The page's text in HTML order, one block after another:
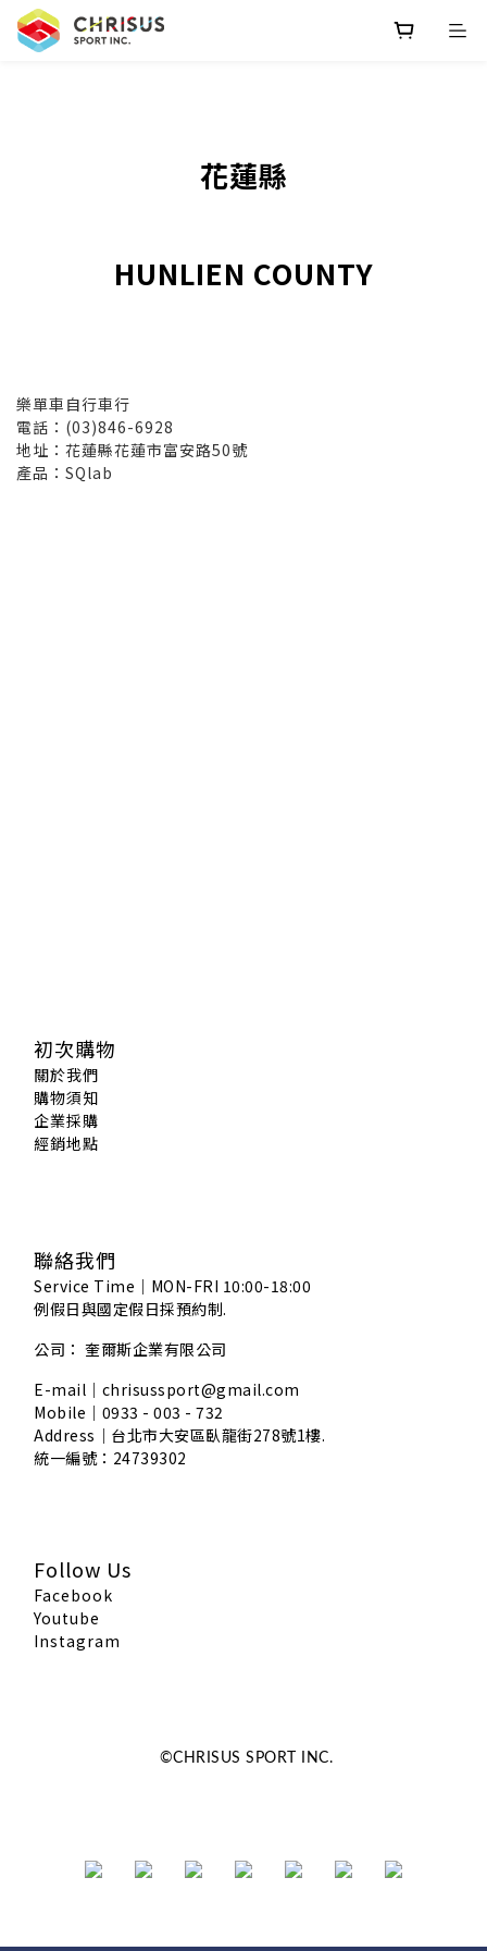
花蓮縣
HUNLIEN COUNTY
樂單車自行車行
電話：(03)846-6928
地址：花蓮縣花蓮市富安路50號
產品：SQlab
初次購物
關於我們
購物須知
企業採購
經銷地點
聯絡我們
Service Time｜MON-FRI 10:00-18:00
例假日與國定假日採預約制.
公司： 奎爾斯企業有限公司
E-mail｜chrisussport@gmail.com
Mobile｜0933 - 003 - 732
Address｜ 台北市大安區臥龍街278號1樓.
統一編號：24739302
Follow Us
Facebook
Youtube
Instagram
©CHRISUS SPORT INC.